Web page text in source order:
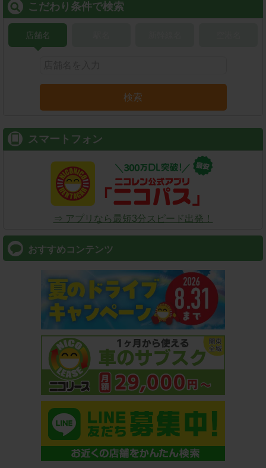
こだわり条件で検索
店舗名
検索
スマートフォン
⇒ アプリなら最短3分スピード出発！
おすすめコンテンツ